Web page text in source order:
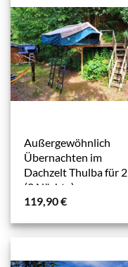
Außergewöhnlich
Übernachten im
Dachzelt Thulba für 2
(2 Nächte)
119,90€